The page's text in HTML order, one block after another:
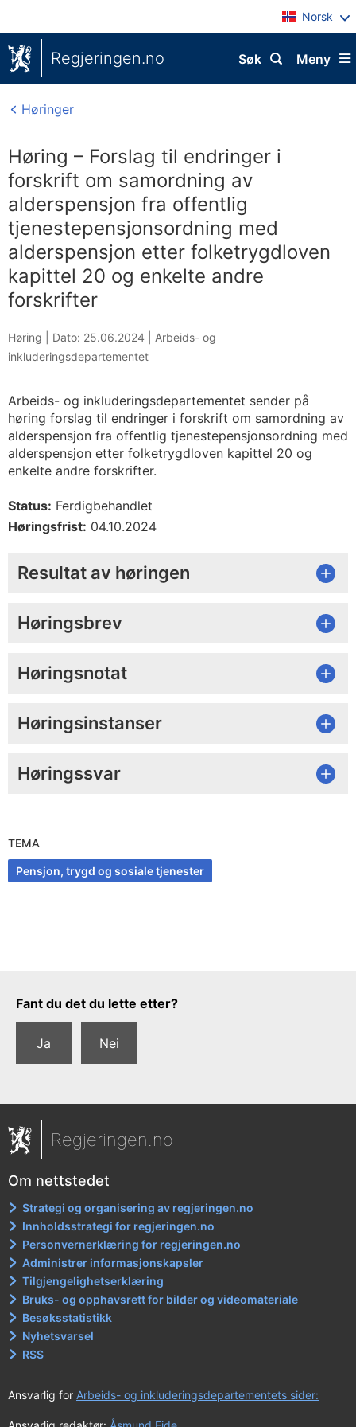
Norsk
Regjeringen.no Meny
Søk
Høringer
Høring – Forslag til endringer i
forskrift om samordning av
alderspensjon fra offentlig
tjenestepensjonsordning med
alderspensjon etter folketrygdloven
kapittel 20 og enkelte andre
forskrifter
Høring | Dato: 25.06.2024
Arbeids- og
inkluderingsdepartementet
Arbeids- og inkluderingsdepartementet sender på
høring forslag til endringer i forskrift om samordning av
alderspensjon fra offentlig tjenestepensjonsordning med
alderspensjon etter folketrygdloven kapittel 20 og
enkelte andre forskrifter.
Status: Ferdigbehandlet
Høringsfrist: 04.10.2024
Resultat av høringen
Høringsbrev
Høringsnotat
Høringsinstanser
Høringssvar
TEMA
Pensjon, trygd og sosiale tjenester
Tilbakemeldingsskjema
Fant du det du lette etter?
Ja Nei
Regjeringen.no
Om nettstedet
Strategi og organisering av regjeringen.no
Innholdsstrategi for regjeringen.no
Personvernerklæring for regjeringen.no
Administrer informasjonskapsler
Tilgjengelighetserklæring
Bruks- og opphavsrett for bilder og videomateriale
Besøksstatistikk
Nyhetsvarsel
RSS
Ansvarlig for Arbeids- og inkluderingsdepartementets sider: